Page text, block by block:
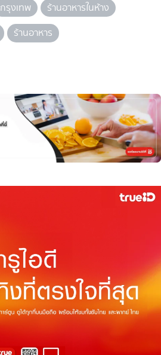
กรุงเทพ
ร้านอาหารในห้าง
ร้านอาหาร